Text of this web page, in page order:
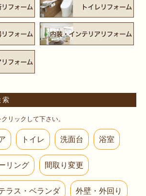
索
リックして下さい。
トイレ 洗面台 浴室
リング 間取り変更
ラス・ベランダ 外壁・外回り